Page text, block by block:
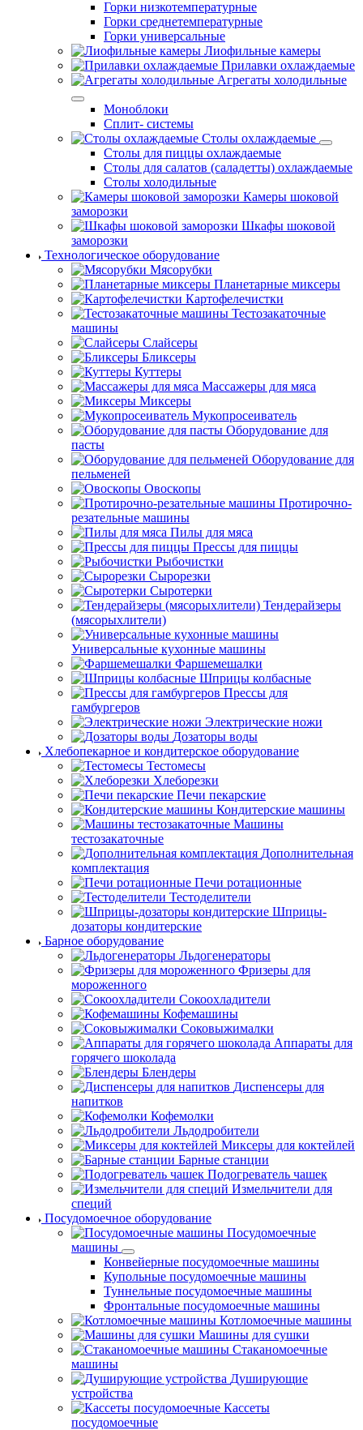
Горки низкотемпературные
Горки среднетемпературные
Горки универсальные
Лиофильные камеры
Прилавки охлаждаемые
Агрегаты холодильные
Моноблоки
Сплит- системы
Столы охлаждаемые
Столы для пиццы охлаждаемые
Столы для салатов (саладетты) охлаждаемые
Столы холодильные
Камеры шоковой
заморозки
Шкафы шоковой
заморозки
Технологическое оборудование
Мясорубки
Планетарные миксеры
Картофелечистки
Тестозакаточные
машины
Слайсеры
Бликсеры
Куттеры
Массажеры для мяса
Миксеры
Мукопросеиватель
Оборудование для
пасты
Оборудование для
пельменей
Овоскопы
Протирочно-
резательные машины
Пилы для мяса
Прессы для пиццы
Рыбочистки
Сырорезки
Сыротерки
Тендерайзеры
(мясорыхлители)
Универсальные кухонные машины
Фаршемешалки
Шприцы колбасные
Прессы для
гамбургеров
Электрические ножи
Дозаторы воды
Хлебопекарное и кондитерское оборудование
Тестомесы
Хлеборезки
Печи пекарские
Кондитерские машины
Машины
тестозакаточные
Дополнительная
комплектация
Печи ротационные
Тестоделители
Шприцы-
дозаторы кондитерские
Барное оборудование
Льдогенераторы
Фризеры для
мороженного
Сокоохладители
Кофемашины
Соковыжималки
Аппараты для
горячего шоколада
Блендеры
Диспенсеры для
напитков
Кофемолки
Льдодробители
Миксеры для коктейлей
Барные станции
Подогреватель чашек
Измельчители для
специй
Посудомоечное оборудование
Посудомоечные
машины
Конвейерные посудомоечные машины
Купольные посудомоечные машины
Туннельные посудомоечные машины
Фронтальные посудомоечные машины
Котломоечные машины
Машины для сушки
Стаканомоечные
машины
Душирующие
устройства
Кассеты
посудомоечные